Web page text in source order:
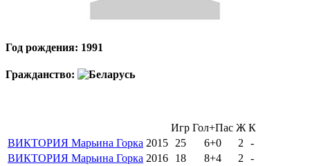
Год рождения: 1991
Гражданство:
Игр Гол+Пас Ж К
ВИКТОРИЯ Марьина Горка 2015 25 6+0 2
-
ВИКТОРИЯ Марьина Горка 2016 18 8+4 2
-